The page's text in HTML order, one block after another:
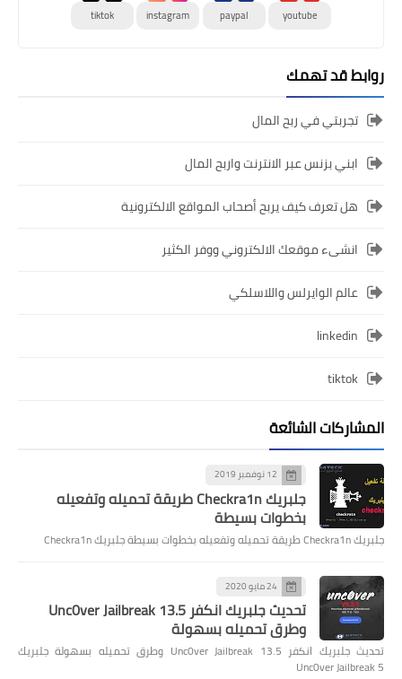
youtube
paypal
instagram
tiktok
روابط قد تهمك
تجربتي في ربح المال
ابني بزنس عبر الانترنت واربح المال
هل تعرف كيف يربح أصحاب المواقع الالكترونية
انشىء موقعك الالكتروني ووفر الكثير
عالم الوايرلس واللاسلكي
linkedin
tiktok
المشاركات الشائعة
12 نوفمبر 2019
جلبريك Checkra1n طريقة تحميله وتفعيله
بخطوات بسيطة
جلبريك Checkra1n طريقة تحميله وتفعيله بخطوات بسيطة جلبريك Checkra1n
24 مايو 2020
تحديث جلبريك انكفر Unc0ver Jailbreak 13.5
وطرق تحميله بسهولة
تحديث جلبريك انكفر Unc0ver Jailbreak 13.5 وطرق تحميله بسهولة جلبريك
Unc0ver Jailbreak 5